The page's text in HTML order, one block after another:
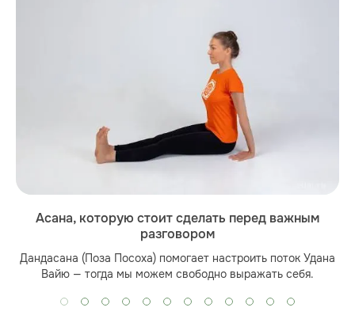
Асана, которую стоит сделать перед важным
разговором
Дандасана (Поза Посоха) помогает настроить поток Удана
Вайю — тогда мы можем свободно выражать себя.